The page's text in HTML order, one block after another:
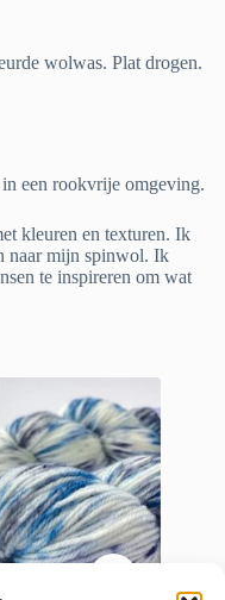
wolwas. Plat drogen.
een rookvrije omgeving.
kleuren en texturen. Ik
naar mijn spinwol. Ik
te inspireren om wat